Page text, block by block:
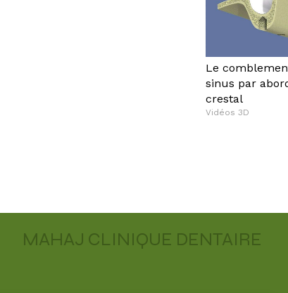
Le
sinus par
crestal
Vidéos 3D
MAHAJ CLINIQUE DENTAIRE